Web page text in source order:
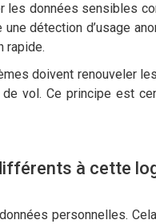
données sensibles
détection d’usage
rapide.
doivent renouveler
vol. Ce principe est
à cette
personnelles.